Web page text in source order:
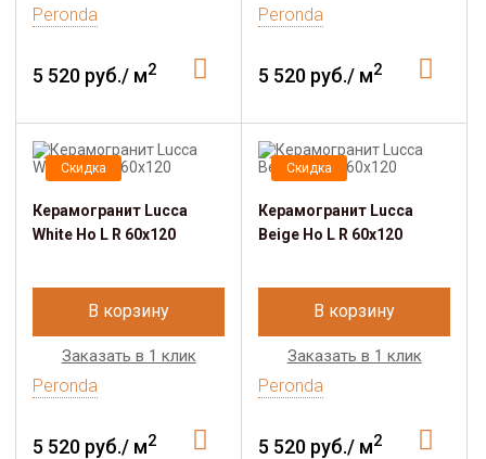
Peronda
5 520 руб./ м2
Peronda
5 520 руб./ м2
Скидка
Керамогранит Lucca
White Ho L R 60x120
В корзину
Заказать в 1 клик
Peronda
5 520 руб./ м2
Скидка
Керамогранит Lucca
Beige Ho L R 60x120
В корзину
Заказать в 1 клик
Peronda
5 520 руб./ м2